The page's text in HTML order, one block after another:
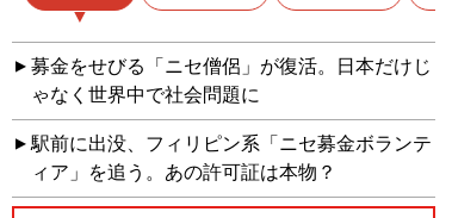
募金をせびる「ニセ僧侶」が復活。日本だけじ
ゃなく世界中で社会問題に
駅前に出没、フィリピン系「ニセ募金ボランテ
ィア」を追う。あの許可証は本物？